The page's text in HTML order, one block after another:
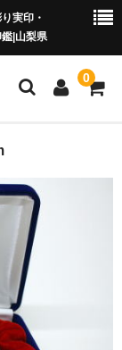
実印・
|山梨県
0